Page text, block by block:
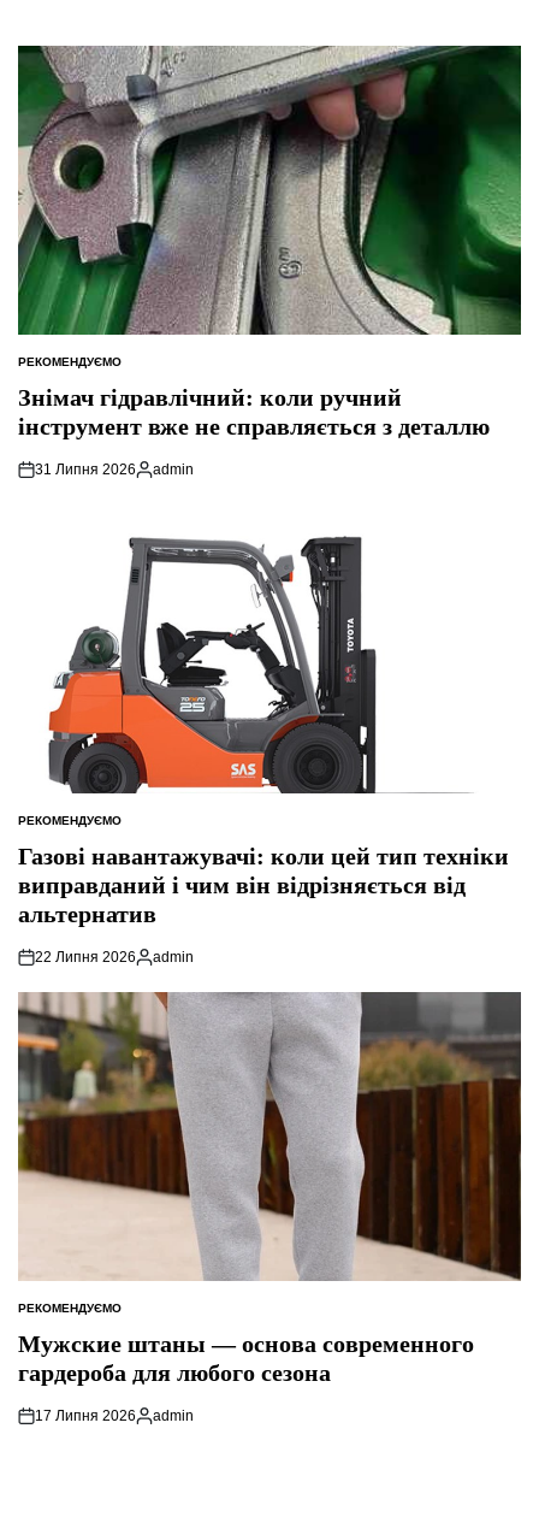
ОПУБЛІКУВАТИ
РЕКОМЕНДУЄМО
Знімач гідравлічний: коли ручний
інструмент вже не справляється з деталлю
31 Липня 2026
Опубліковано
admin
ОПУБЛІКУВАТИ
РЕКОМЕНДУЄМО
Газові навантажувачі: коли цей тип техніки
виправданий і чим він відрізняється від
альтернатив
22 Липня 2026
Опубліковано
admin
ОПУБЛІКУВАТИ
РЕКОМЕНДУЄМО
Мужские штаны — основа современного
гардероба для любого сезона
17 Липня 2026
Опубліковано
admin